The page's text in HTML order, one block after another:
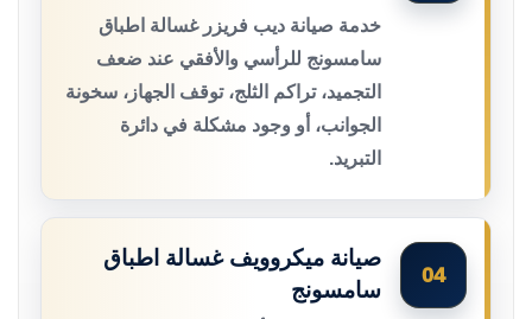
خدمة صيانة ديب فريزر غسالة اطباق
سامسونج للرأسي والأفقي عند ضعف
التجميد، تراكم الثلج، توقف الجهاز، سخونة
الجوانب، أو وجود مشكلة في دائرة
التبريد.
04
صيانة ميكروويف غسالة اطباق
سامسونج